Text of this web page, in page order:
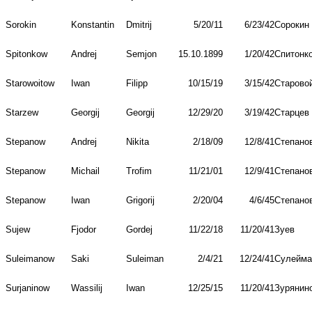
Sorokin Konstantin Dmitrij 5/20/11 6/23/42Сорокин
Spitonkow Andrej Semjon 15.10.1899 1/20/42
Starowoitow Iwan Filipp 10/15/19 3/15/42
Starzew Georgij Georgij 12/29/20 3/19/42Старцев
Stepanow Andrej Nikita 2/18/09 12/8/41
Stepanow Michail Trofim 11/21/01 12/9/41
Stepanow Iwan Grigorij 2/20/04 4/6/45
Sujew Fjodor Gordej 11/22/18 11/20/41Зуев
Suleimanow Saki Suleiman 2/4/21 12/24/41
Surjaninow Wassilij Iwan 12/25/15 11/20/41